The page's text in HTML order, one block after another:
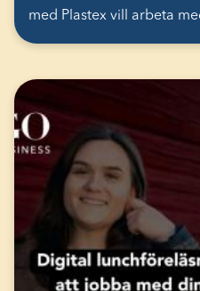
med Plastex vill arbeta